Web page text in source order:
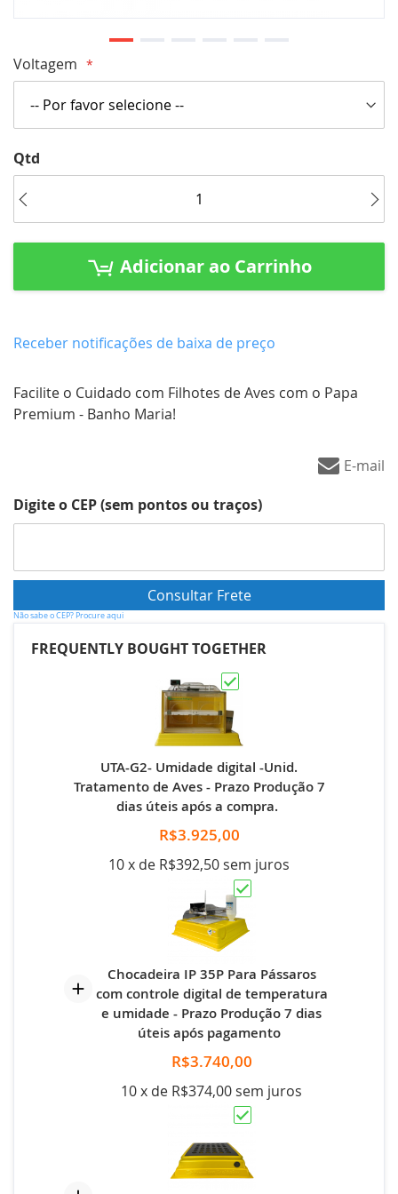
Saltar
para
Galeria
de
imagens
Voltagem
Qtd
Adicionar ao Carrinho
Receber notificações de baixa de preço
Facilite o Cuidado com Filhotes de Aves com o Papa
Premium - Banho Maria!
E-mail
Digite o CEP (sem pontos ou traços)
Não sabe o CEP? Procure aqui
FREQUENTLY BOUGHT TOGETHER
UTA-G2- Umidade digital -Unid.
Tratamento de Aves - Prazo Produção 7
dias úteis após a compra.
R$3.925,00
10 x de R$392,50 sem juros
Chocadeira IP 35P Para Pássaros
com controle digital de temperatura
e umidade - Prazo Produção 7 dias
úteis após pagamento
R$3.740,00
10 x de R$374,00 sem juros